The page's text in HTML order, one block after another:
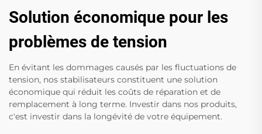
Solution économique pour les
problèmes de tension
En évitant les dommages causés par les fluctuations de
tension, nos stabilisateurs constituent une solution
économique qui réduit les coûts de réparation et de
remplacement à long terme. Investir dans nos produits,
c'est investir dans la longévité de votre équipement.